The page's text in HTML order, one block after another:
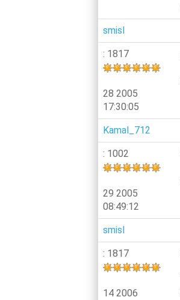
smisl
: 1817
28 2005
17:30:05
Kamal_712
: 1002
29 2005
08:49:12
smisl
: 1817
14 2006